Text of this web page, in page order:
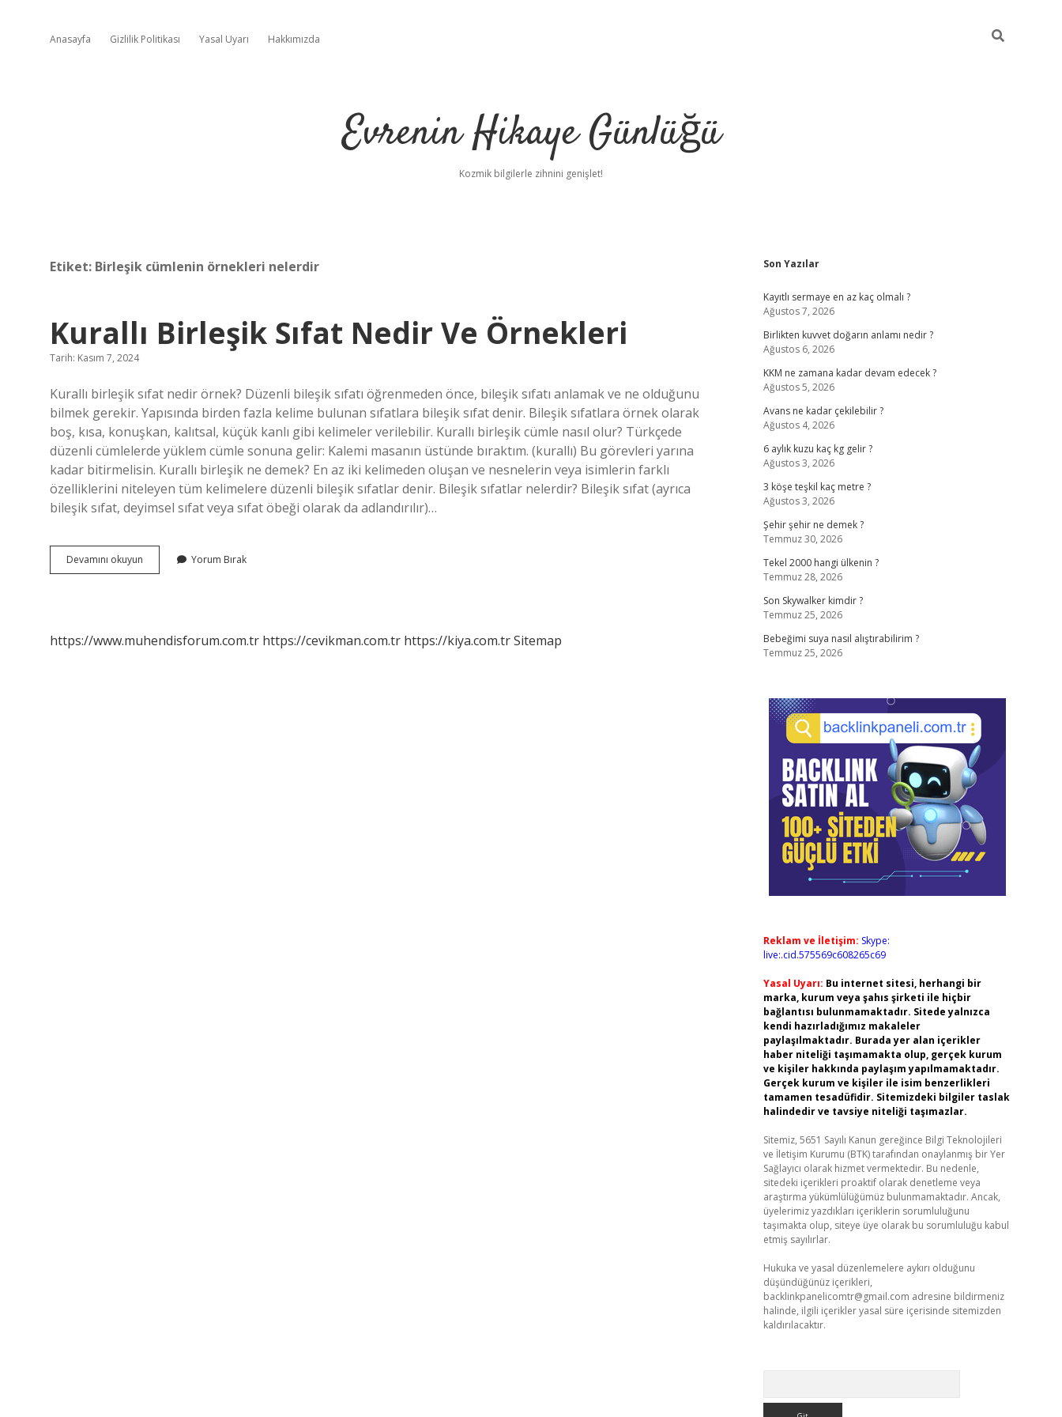
Anasayfa Gizlilik Politikası Yasal Uyarı Hakkımızda
Evrenin Hikaye Günlüğü
Kozmik bilgilerle zihnini genişlet!
Etiket: Birleşik cümlenin örnekleri nelerdir
Kurallı Birleşik Sıfat Nedir Ve Örnekleri
Tarih: Kasım 7, 2024
Kurallı birleşik sıfat nedir örnek? Düzenli bileşik sıfatı öğrenmeden önce, bileşik sıfatı anlamak ve ne olduğunu
bilmek gerekir. Yapısında birden fazla kelime bulunan sıfatlara bileşik sıfat denir. Bileşik sıfatlara örnek olarak
boş, kısa, konuşkan, kalıtsal, küçük kanlı gibi kelimeler verilebilir. Kurallı birleşik cümle nasıl olur? Türkçede
düzenli cümlelerde yüklem cümle sonuna gelir: Kalemi masanın üstünde bıraktım. (kurallı) Bu görevleri yarına
kadar bitirmelisin. Kurallı birleşik ne demek? En az iki kelimeden oluşan ve nesnelerin veya isimlerin farklı
özelliklerini niteleyen tüm kelimelere düzenli bileşik sıfatlar denir. Bileşik sıfatlar nelerdir? Bileşik sıfat (ayrıca
bileşik sıfat, deyimsel sıfat veya sıfat öbeği olarak da adlandırılır)…
Devamını okuyun
Birleşik
Yorum Bırak
https://www.muhendisforum.com.tr https://cevikman.com.tr https://kiya.com.trSitemap
Sidebar
Son Yazılar
Kayıtlı sermaye en az kaç olmalı ?
Ağustos 7, 2026
Birlikten kuvvet doğarın anlamı nedir ?
Ağustos 6, 2026
KKM ne zamana kadar devam edecek ?
Ağustos 5, 2026
Avans ne kadar çekilebilir ?
Ağustos 4, 2026
6 aylık kuzu kaç kg gelir ?
Ağustos 3, 2026
3 köşe teşkil kaç metre ?
Ağustos 3, 2026
Şehir şehir ne demek ?
Temmuz 30, 2026
Tekel 2000 hangi ülkenin ?
Temmuz 28, 2026
Son Skywalker kimdir ?
Temmuz 25, 2026
Bebeğimi suya nasıl alıştırabilirim ?
Temmuz 25, 2026
Reklam ve İletişim: Skype:
live:.cid.575569c608265c69
Yasal Uyarı: Bu internet sitesi, herhangi bir
marka, kurum veya şahıs şirketi ile hiçbir
bağlantısı bulunmamaktadır. Sitede yalnızca
kendi hazırladığımız makaleler
paylaşılmaktadır. Burada yer alan içerikler
haber niteliği taşımamakta olup, gerçek kurum
ve kişiler hakkında paylaşım yapılmamaktadır.
Gerçek kurum ve kişiler ile isim benzerlikleri
tamamen tesadüfidir. Sitemizdeki bilgiler taslak
halindedir ve tavsiye niteliği taşımazlar.
Sitemiz, 5651 Sayılı Kanun gereğince Bilgi Teknolojileri
ve İletişim Kurumu (BTK) tarafından onaylanmış bir Yer
Sağlayıcı olarak hizmet vermektedir. Bu nedenle,
sitedeki içerikleri proaktif olarak denetleme veya
araştırma yükümlülüğümüz bulunmamaktadır. Ancak,
üyelerimiz yazdıkları içeriklerin sorumluluğunu
taşımakta olup, siteye üye olarak bu sorumluluğu kabul
etmiş sayılırlar.
Hukuka ve yasal düzenlemelere aykırı olduğunu
düşündüğünüz içerikleri,
backlinkpanelicomtr@gmail.com adresine bildirmeniz
halinde, ilgili içerikler yasal süre içerisinde sitemizden
kaldırılacaktır.